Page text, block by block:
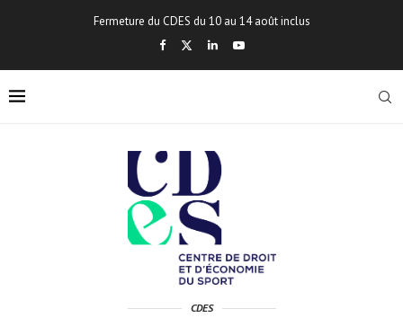
Fermeture du CDES du 10 au 14 août inclus
CDES